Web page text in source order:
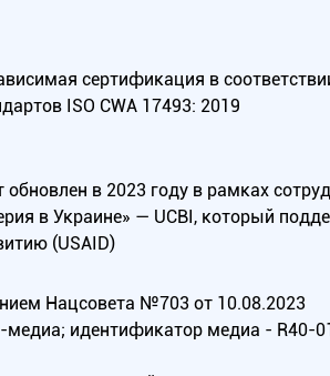
сертификация в
ISO CWA 17493: 2019
обновлен в 2023 году в рамках
в Украине» — UCBI, который
(USAID)
Нацсовета №703 от 10.08.2023
медиа; идентификатор медиа - R40-